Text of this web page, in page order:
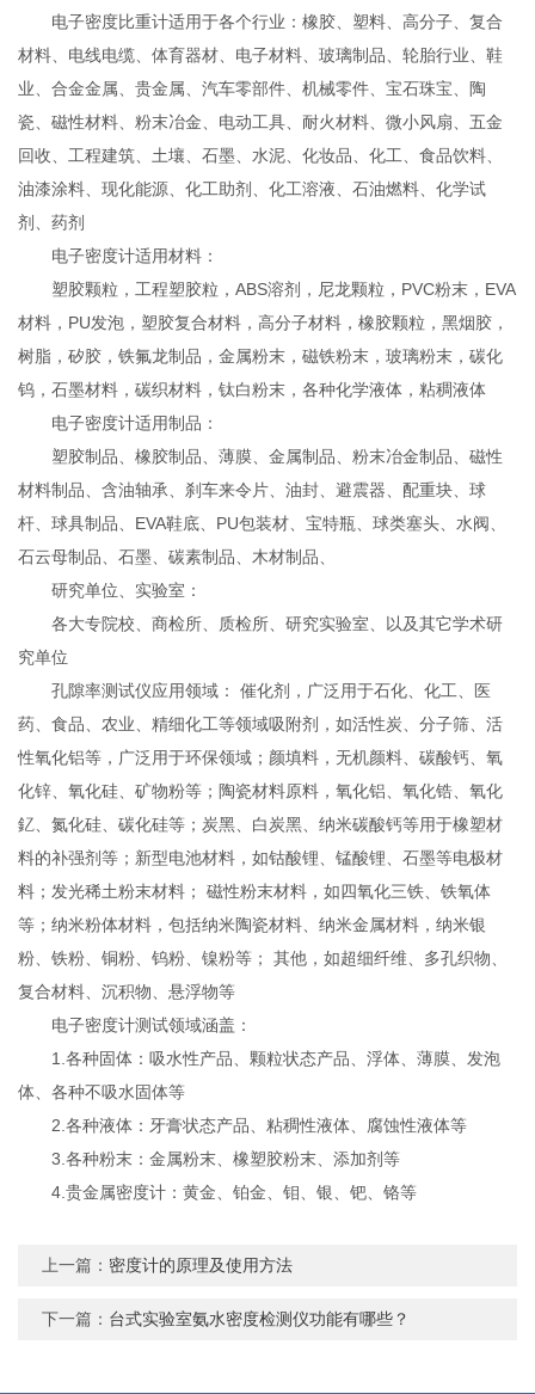
电子密度比重计适用于各个行业：橡胶、塑料、高分子、复合
材料、电线电缆、体育器材、电子材料、玻璃制品、轮胎行业、鞋
业、合金金属、贵金属、汽车零部件、机械零件、宝石珠宝、陶
瓷、磁性材料、粉末冶金、电动工具、耐火材料、微小风扇、五金
回收、工程建筑、土壤、石墨、水泥、化妆品、化工、食品饮料、
油漆涂料、现化能源、化工助剂、化工溶液、石油燃料、化学试
剂、药剂
电子密度计适用材料：
塑胶颗粒，工程塑胶粒，ABS溶剂，尼龙颗粒，PVC粉末，EVA
材料，PU发泡，塑胶复合材料，高分子材料，橡胶颗粒，黑烟胶，
树脂，矽胶，铁氟龙制品，金属粉末，磁铁粉末，玻璃粉末，碳化
钨，石墨材料，碳织材料，钛白粉末，各种化学液体，粘稠液体
电子密度计适用制品：
塑胶制品、橡胶制品、薄膜、金属制品、粉末冶金制品、磁性
材料制品、含油轴承、刹车来令片、油封、避震器、配重块、球
杆、球具制品、EVA鞋底、PU包装材、宝特瓶、球类塞头、水阀、
石云母制品、石墨、碳素制品、木材制品、
研究单位、实验室：
各大专院校、商检所、质检所、研究实验室、以及其它学术研
究单位
孔隙率测试仪应用领域： 催化剂，广泛用于石化、化工、医
药、食品、农业、精细化工等领域吸附剂，如活性炭、分子筛、活
性氧化铝等，广泛用于环保领域；颜填料，无机颜料、碳酸钙、氧
化锌、氧化硅、矿物粉等；陶瓷材料原料，氧化铝、氧化锆、氧化
釔、氮化硅、碳化硅等；炭黑、白炭黑、纳米碳酸钙等用于橡塑材
料的补强剂等；新型电池材料，如钴酸锂、锰酸锂、石墨等电极材
料；发光稀土粉末材料； 磁性粉末材料，如四氧化三铁、铁氧体
等；纳米粉体材料，包括纳米陶瓷材料、纳米金属材料，纳米银
粉、铁粉、铜粉、钨粉、镍粉等； 其他，如超细纤维、多孔织物、
复合材料、沉积物、悬浮物等
电子密度计测试领域涵盖：
1.各种固体：吸水性产品、颗粒状态产品、浮体、薄膜、发泡
体、各种不吸水固体等
2.各种液体：牙膏状态产品、粘稠性液体、腐蚀性液体等
3.各种粉末：金属粉末、橡塑胶粉末、添加剂等
4.贵金属密度计：黄金、铂金、钼、银、钯、铬等
上一篇： 密度计的原理及使用方法
下一篇： 台式实验室氨水密度检测仪功能有哪些？